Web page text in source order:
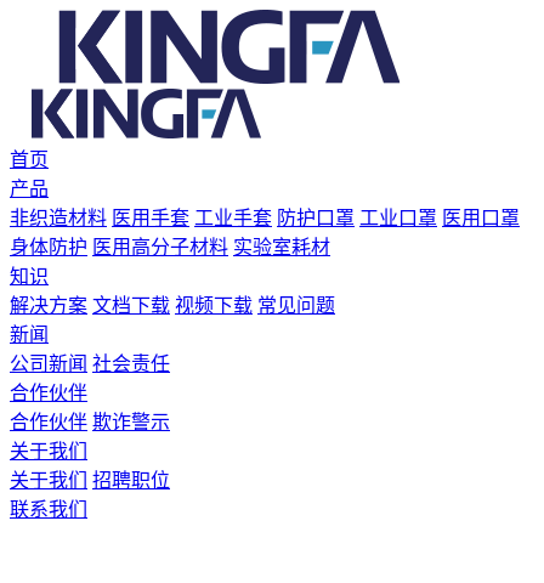
首页
产品
非织造材料 医用手套 工业手套 防护口罩 工业口罩 医用口罩
身体防护 医用高分子材料 实验室耗材
知识
解决方案 文档下载 视频下载 常见问题
新闻
公司新闻 社会责任
合作伙伴
合作伙伴 欺诈警示
关于我们
关于我们
招聘职位
联系我们